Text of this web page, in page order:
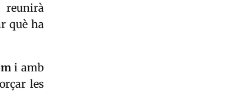
reunirà
què ha
i amb
les